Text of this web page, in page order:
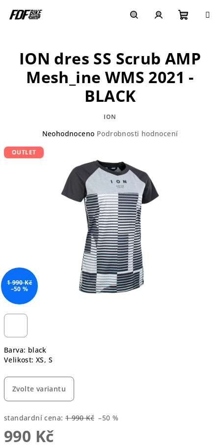
košík
Barva: black
Velikost: XS, S
Zvolte variantu
standardní cena: 1 990 Kč –50 %
990 Kč
ION dres SS Scrub AMP
Mesh_ine WMS 2021 -
BLACK
ION
Průměrné
produktu
hvězdiček.
Neohodnoceno Podrobnosti hodnocení
OUTLET
1 990 Kč
–50 %